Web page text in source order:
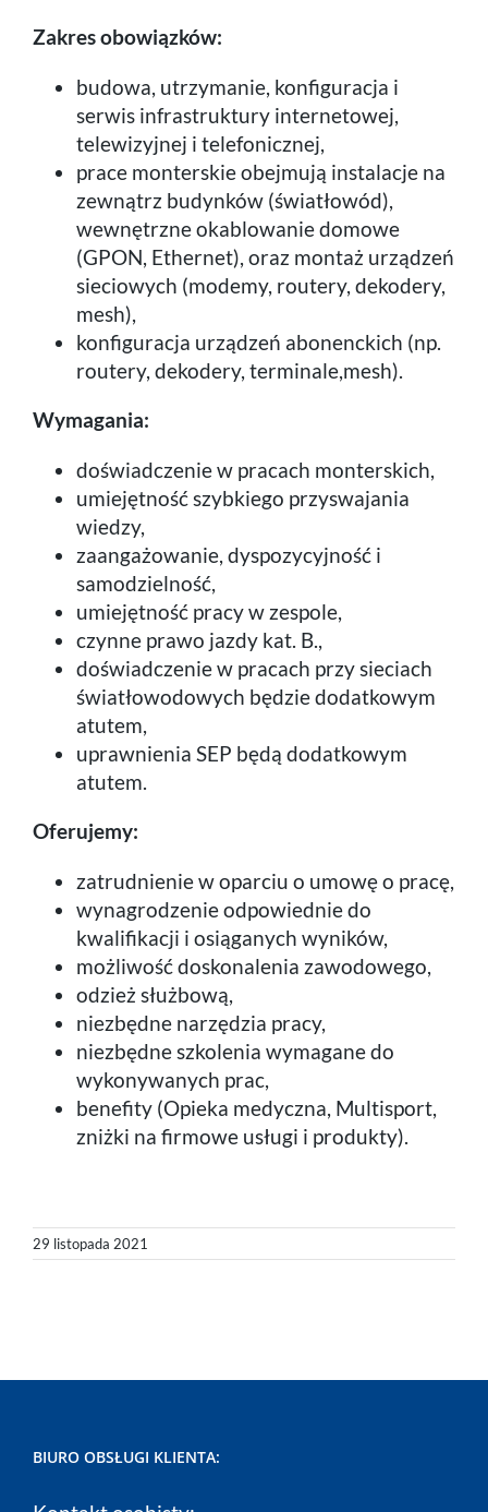
Zakres obowiązków:
budowa, utrzymanie, konfiguracja i
serwis infrastruktury internetowej,
telewizyjnej i telefonicznej,
prace monterskie obejmują instalacje na
zewnątrz budynków (światłowód),
wewnętrzne okablowanie domowe
(GPON, Ethernet), oraz montaż urządzeń
sieciowych (modemy, routery, dekodery,
mesh),
konfiguracja urządzeń abonenckich (np.
routery, dekodery, terminale,mesh).
Wymagania:
doświadczenie w pracach monterskich,
umiejętność szybkiego przyswajania
wiedzy,
zaangażowanie, dyspozycyjność i
samodzielność,
umiejętność pracy w zespole,
czynne prawo jazdy kat. B.,
doświadczenie w pracach przy sieciach
światłowodowych będzie dodatkowym
atutem,
uprawnienia SEP będą dodatkowym
atutem.
Oferujemy:
zatrudnienie w oparciu o umowę o pracę,
wynagrodzenie odpowiednie do
kwalifikacji i osiąganych wyników,
możliwość doskonalenia zawodowego,
odzież służbową,
niezbędne narzędzia pracy,
niezbędne szkolenia wymagane do
wykonywanych prac,
benefity (Opieka medyczna, Multisport,
zniżki na firmowe usługi i produkty).
29 listopada 2021
BIURO OBSŁUGI KLIENTA: